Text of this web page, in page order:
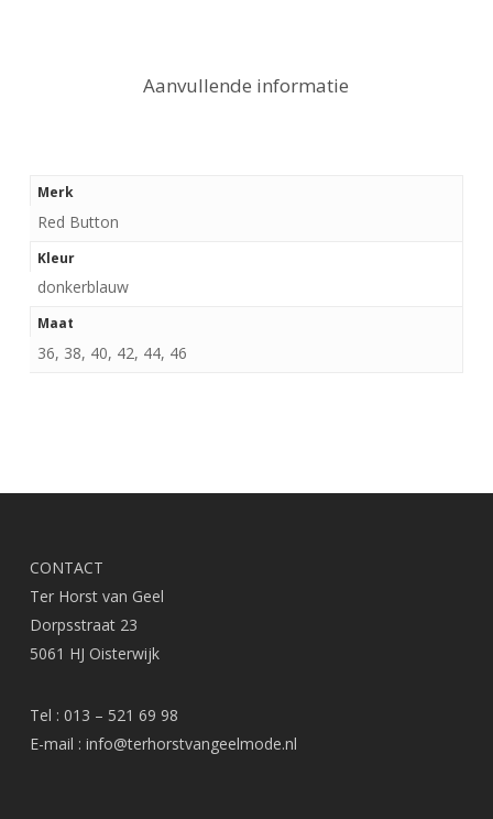
Aanvullende informatie
Merk
Red Button
Kleur
donkerblauw
Maat
36, 38, 40, 42, 44, 46
CONTACT
Ter Horst van Geel
Dorpsstraat 23
5061 HJ Oisterwijk
Tel : 013 – 521 69 98
E-mail : info@terhorstvangeelmode.nl